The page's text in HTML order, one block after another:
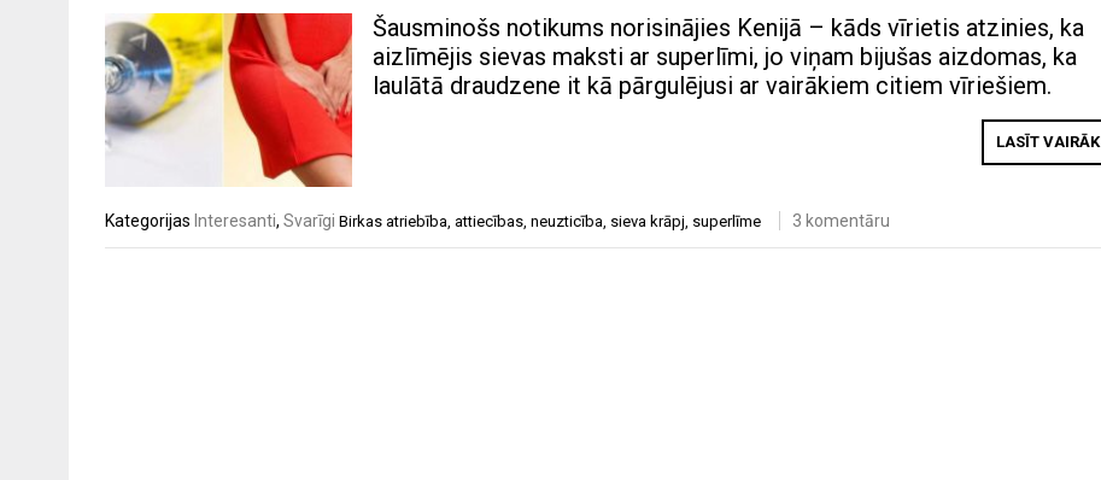
Šausminošs notikums norisinājies Kenijā – kāds vīrietis atzinies, ka
aizlīmējis sievas maksti ar superlīmi, jo viņam bijušas aizdomas, ka
laulātā draudzene it kā pārgulējusi ar vairākiem citiem vīriešiem.
LASĪT VAIRĀK
Kategorijas Interesanti, Svarīgi Birkas atriebība attiecības neuzticība sieva krāpj superlīme 3 komentāru